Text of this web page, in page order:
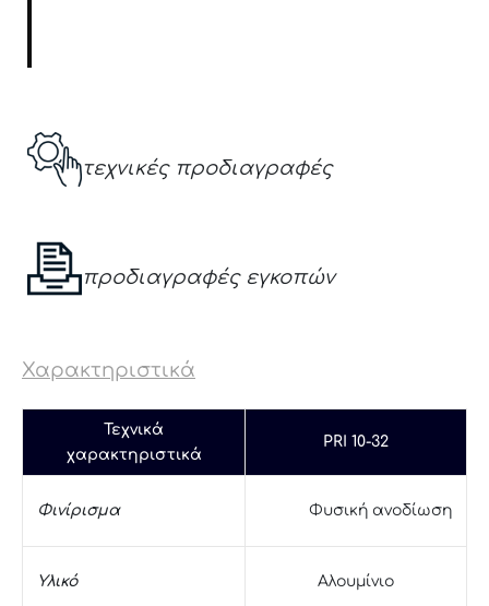
τεχνικές προδιαγραφές
προδιαγραφές εγκοπών
Χαρακτηριστικά
Τεχνικά
χαρακτηριστικά
PRI 10-32
Φινίρισμα Φυσική ανοδίωση
Υλικό Αλουμίνιο